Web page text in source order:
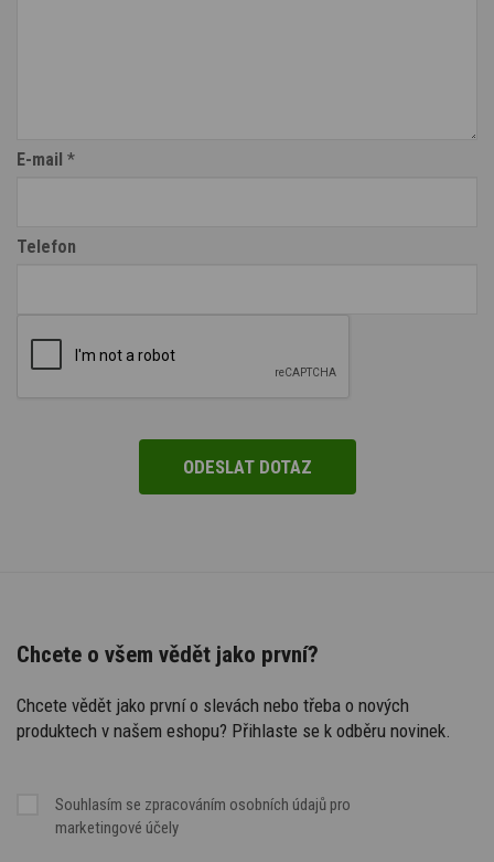
E-mail *
Telefon
Chcete o všem vědět jako první?
Chcete vědět jako první o slevách nebo třeba o nových
produktech v našem eshopu? Přihlaste se k odběru novinek.
Souhlasím se zpracováním osobních údajů pro
marketingové účely